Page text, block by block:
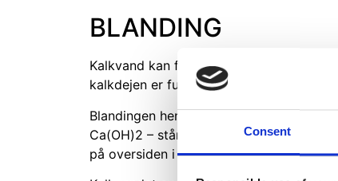
Consent
BLANDING
Kalkvand kan fremstilles på pladsen
kalkdejen er fuldstændig sammenblandet
Blandingen henstår mindst i et døgn,
Ca(OH)2 – står øverst i baljen. Det
på oversiden i form af en hurtigt dannet